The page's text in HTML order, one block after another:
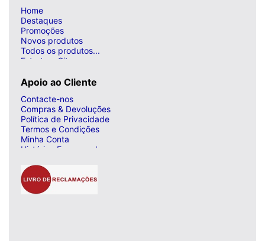
Home
Destaques
Promoções
Novos produtos
Todos os produtos...
Estrutura Site
Apoio ao Cliente
Contacte-nos
Compras & Devoluções
Política de Privacidade
Termos e Condições
Minha Conta
Histórico Encomendas